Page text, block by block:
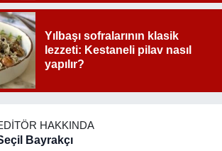
Yılbaşı sofralarının klasik
lezzeti: Kestaneli pilav nasıl
yapılır?
HAKKINDA
Bayrakçı